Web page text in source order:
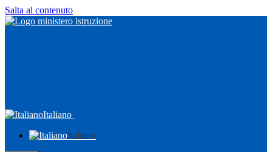
Salta al contenuto
Italiano
Italiano